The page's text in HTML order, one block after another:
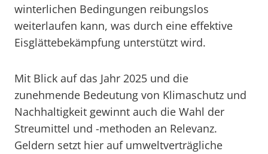
winterlichen Bedingungen reibungslos
weiterlaufen kann, was durch eine effektive
Eisglättebekämpfung unterstützt wird.
Mit Blick auf das Jahr 2025 und die
zunehmende Bedeutung von Klimaschutz und
Nachhaltigkeit gewinnt auch die Wahl der
Streumittel und -methoden an Relevanz.
Geldern setzt hier auf umweltverträgliche